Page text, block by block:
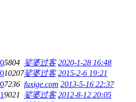
05804 娑婆过客 2020-1-28 16:48
010207娑婆过客 2015-2-6 19:21
07236 fuxige.com 2013-5-16 22:37
19021 娑婆过客 2012-8-12 20:05